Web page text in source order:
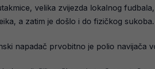
velika zvijezda lokalnog
a zatim je došlo i do fizičkog sukoba.
napadač prvobitno je polio navijača